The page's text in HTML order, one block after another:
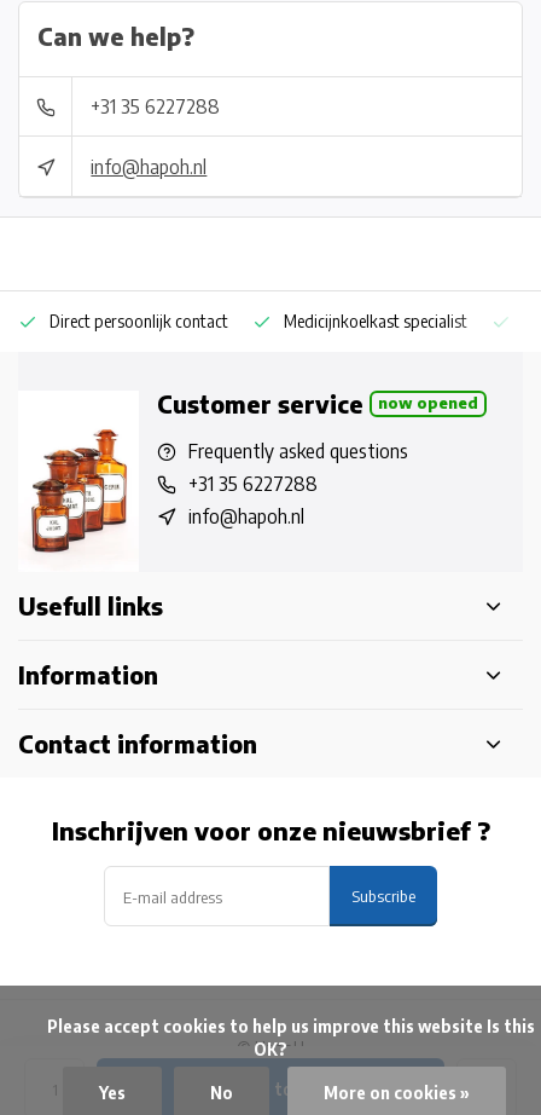
Add to cart
Can we help?
+31 35 6227288
info@hapoh.nl
Direct persoonlijk contact Medicijnkoelkast specialist
Customer service now opened
Frequently asked questions
+31 35 6227288
info@hapoh.nl
Usefull links
Information
Contact information
Inschrijven voor onze nieuwsbrief ?
Subscribe
Terms Disclaimer Privacy Policy
© HapoH
OK?
Yes No More on cookies »